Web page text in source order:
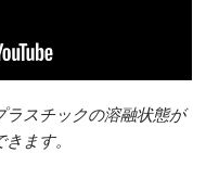
スチックの溶融状態が
ます。